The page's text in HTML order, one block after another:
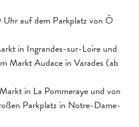
auf dem Parkplatz von Ô
in Ingrandes-sur-Loire und
Markt Audace in Varades (ab
in La Pommeraye und von
Parkplatz in Notre-Dame-